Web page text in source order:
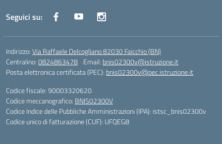
Seguici su:
Indirizzo:Via Raffaele Delcogliano 82030 Faicchio (BN)
Centralino:0824863478 Email: bnis02300v@istruzione.it
Posta elettronica certificata (PEC): bnis02300v@pec.istruzione.it
Codice fiscale: 90003320620
Codice meccanografico: BNIS02300V
Codice Indice delle Pubbliche Amministrazioni (IPA): istsc_bnis02300v
Codice unico di fatturazione (CUF): UFQEG8